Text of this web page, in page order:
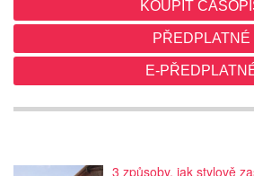
KOUPIT
PŘEDPLATNÉ
E-
3 způsoby, jak stylově